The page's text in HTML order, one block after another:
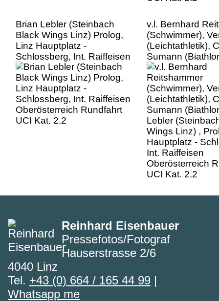
Brian Lebler (Steinbach
Black Wings Linz) Prolog,
Linz Hauptplatz -
Schlossberg, Int. Raiffeisen
Oberösterreich Rundfahrt
UCI Kat. 2.2
v.l. Bernhard
(Schwimmer),
(Leichtathletik),
Sumann
Lebler
Wings Linz) ,
Hauptplatz -
Int. Raiffeisen
Oberösterreich
UCI Kat. 2.2
Reinhard Eisenbauer
Pressefotos/Fotograf
Hauserstrasse 2/6
4040 Linz
Tel. +43 (0) 664 / 165 44 99 |
Whatsapp me